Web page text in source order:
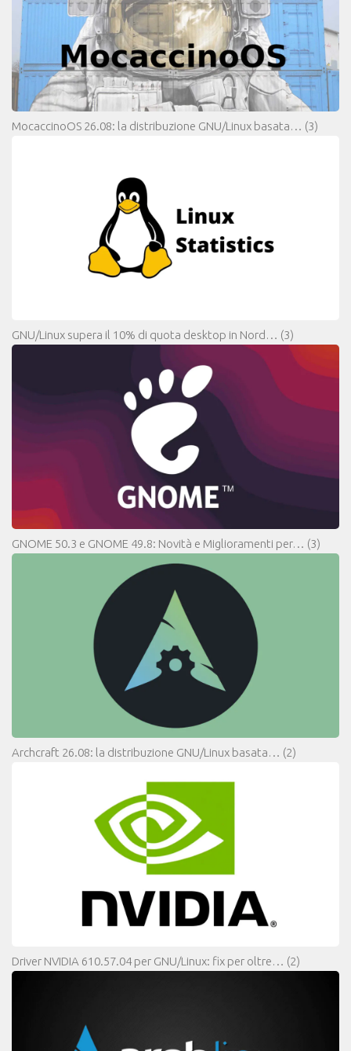
MocaccinoOS 26.08: la distribuzione GNU/Linux basata… (3)
GNU/Linux supera il 10% di quota desktop in Nord… (3)
GNOME 50.3 e GNOME 49.8: Novità e Miglioramenti per… (3)
Archcraft 26.08: la distribuzione GNU/Linux basata… (2)
Driver NVIDIA 610.57.04 per GNU/Linux: fix per oltre… (2)